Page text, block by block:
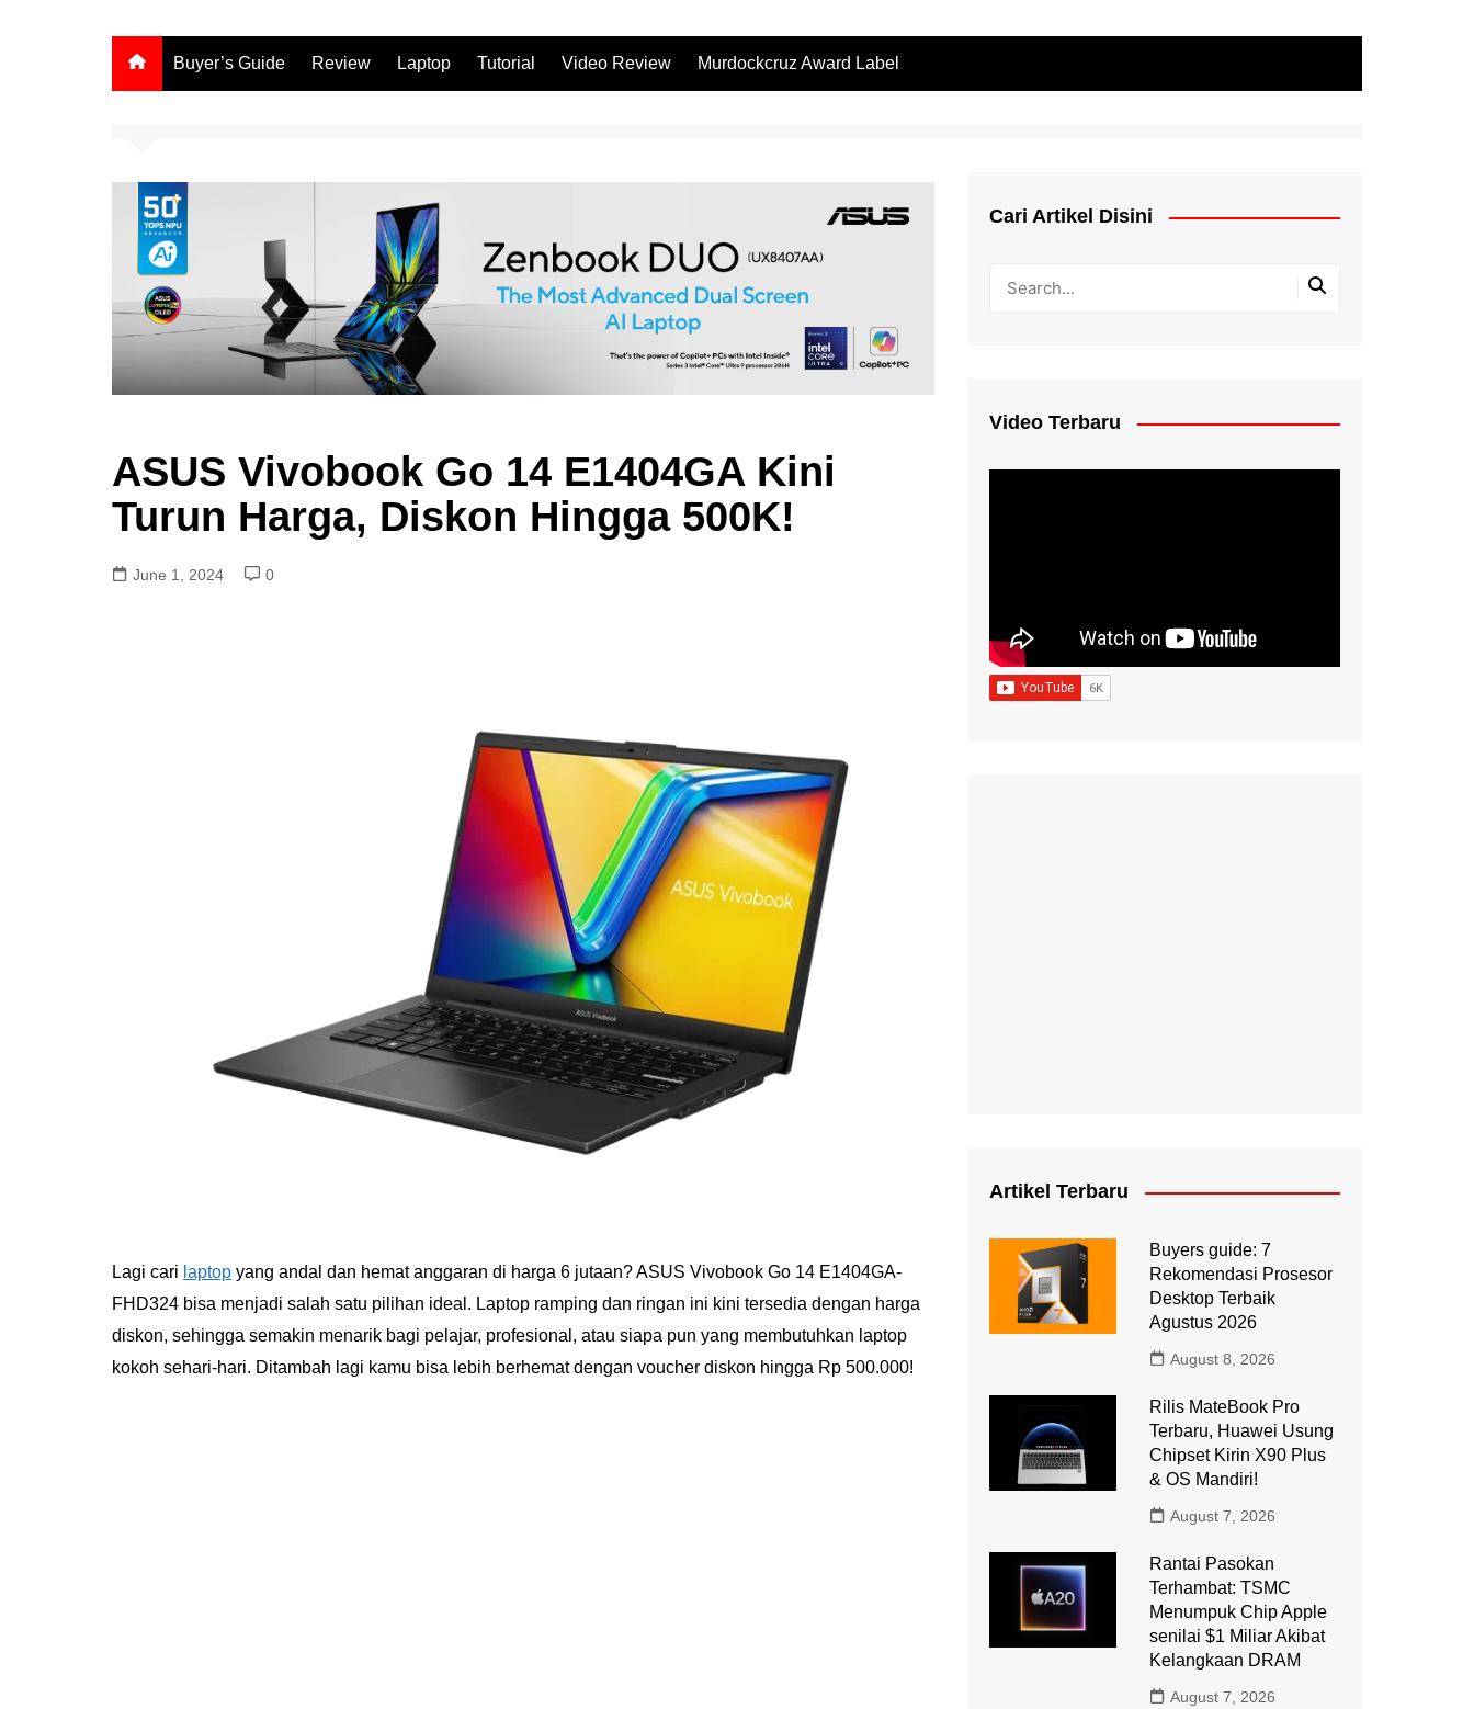
Buyer’s Guide Review Laptop Tutorial Video Review Murdockcruz Award Label
ASUS Vivobook Go 14 E1404GA Kini
Turun Harga, Diskon Hingga 500K!
June 1, 2024 0
Lagi cari laptop yang andal dan hemat anggaran di harga 6 jutaan? ASUS Vivobook Go 14 E1404GA-
FHD324 bisa menjadi salah satu pilihan ideal. Laptop ramping dan ringan ini kini tersedia dengan harga
diskon, sehingga semakin menarik bagi pelajar, profesional, atau siapa pun yang membutuhkan laptop
kokoh sehari-hari. Ditambah lagi kamu bisa lebih berhemat dengan voucher diskon hingga Rp 500.000!
Cari Artikel Disini
Video Terbaru
Artikel Terbaru
Buyers guide: 7
Rekomendasi Prosesor
Desktop Terbaik
Agustus 2026
August 8, 2026
Rilis MateBook Pro
Terbaru, Huawei Usung
Chipset Kirin X90 Plus
& OS Mandiri!
August 7, 2026
Rantai Pasokan
Terhambat: TSMC
Menumpuk Chip Apple
senilai $1 Miliar Akibat
Kelangkaan DRAM
August 7, 2026